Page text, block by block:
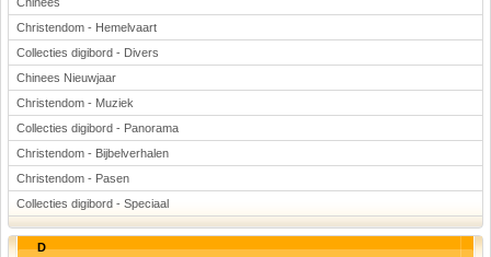
Christendom - Hemelvaart
Collecties digibord - Divers
Chinees Nieuwjaar
Christendom - Muziek
Collecties digibord - Panorama
Christendom - Bijbelverhalen
Christendom - Pasen
Collecties digibord - Speciaal
D